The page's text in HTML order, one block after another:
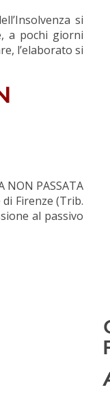
si
a pochi giorni
l’elaborato si
NON PASSATA
di Firenze (Trib.
al passivo